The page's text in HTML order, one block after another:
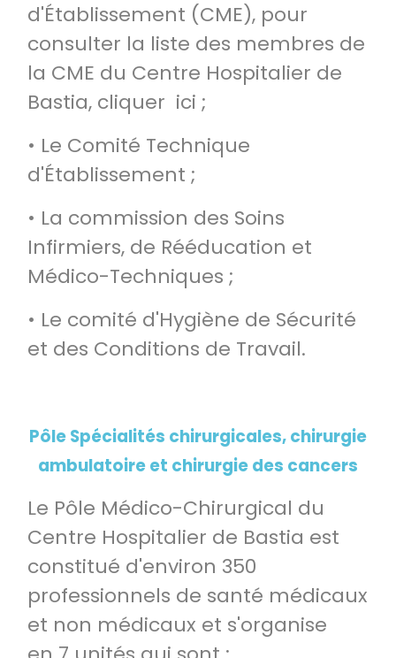
d'Établissement (CME), pour
consulter la liste des membres de
la CME du Centre Hospitalier de
Bastia, cliquer ici ;
• Le Comité Technique
d'Établissement ;
• La commission des Soins
Infirmiers, de Rééducation et
Médico-Techniques ;
• Le comité d'Hygiène de Sécurité
et des Conditions de Travail.
Pôle Spécialités chirurgicales, chirurgie
ambulatoire et chirurgie des cancers
Le Pôle Médico-Chirurgical du
Centre Hospitalier de Bastia est
constitué d'environ 350
professionnels de santé médicaux
et non médicaux et s'organise